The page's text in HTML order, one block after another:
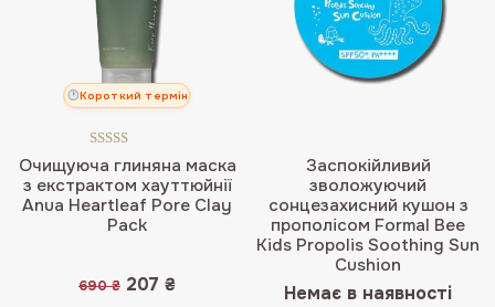
Короткий термін
Очищуюча глиняна маска
з екстрактом хауттюйнії
Anua Heartleaf Pore Clay
Pack
Оцінено в
5.00з 5
690₴ Оригінальна
207 ₴Поточна
Заспокійливий
зволожуючий
сонцезахисний кушон з
прополісом Formal Bee
Kids Propolis Soothing Sun
Cushion
Немає в наявності